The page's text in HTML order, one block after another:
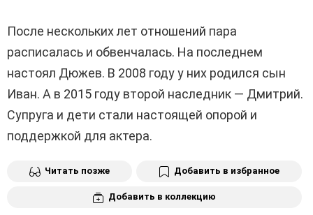
После нескольких лет отношений пара
расписалась и обвенчалась. На последнем
настоял Дюжев. В 2008 году у них родился сын
Иван. А в 2015 году второй наследник — Дмитрий.
Супруга и дети стали настоящей опорой и
поддержкой для актера.
Читать позже Добавить в избранное
Добавить в коллекцию